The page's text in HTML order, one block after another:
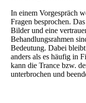
In einem Vorgespräch
Fragen besprochen.
Bilder und eine
Behandlungsrahmen
Bedeutung. Dabei
anders als es häufig in
kann die Trance bzw.
unterbrochen und